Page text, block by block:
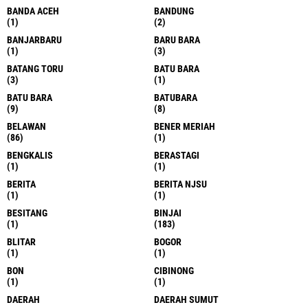
BANDA ACEH
(1)
BANDUNG
(2)
BANJARBARU
(1)
BARU BARA
(3)
BATANG TORU
(3)
BATU BARA
(1)
BATU BARA
(9)
BATUBARA
(8)
BELAWAN
(86)
BENER MERIAH
(1)
BENGKALIS
(1)
BERASTAGI
(1)
BERITA
(1)
BERITA NJSU
(1)
BESITANG
(1)
BINJAI
(183)
BLITAR
(1)
BOGOR
(1)
BON
(1)
CIBINONG
(1)
DAERAH
DAERAH SUMUT